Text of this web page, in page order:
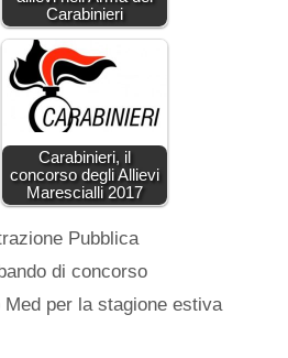
Carabinieri
Carabinieri, il
concorso degli Allievi
Marescialli 2017
Pubblica
di concorso
per la stagione estiva